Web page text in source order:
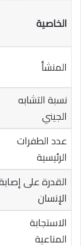
الخاصية
المنشأ
نسبة التشابه
الجيني
عدد الطفرات
الرئيسية
القدرة على
الإنسان
الاستجابة
المناعية